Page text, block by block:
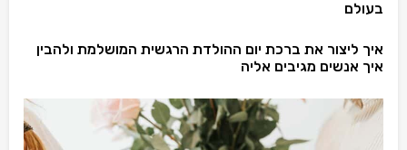
בעולם
איך ליצור את ברכת יום ההולדת הרגשית המושלמת ולהבין
איך אנשים מגיבים אליה